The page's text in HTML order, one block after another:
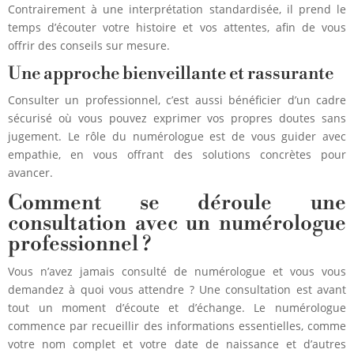
Contrairement à une interprétation standardisée, il prend le
temps d’écouter votre histoire et vos attentes, afin de vous
offrir des conseils sur mesure.
Une approche bienveillante et rassurante
Consulter un professionnel, c’est aussi bénéficier d’un cadre
sécurisé où vous pouvez exprimer vos propres doutes sans
jugement. Le rôle du numérologue est de vous guider avec
empathie, en vous offrant des solutions concrètes pour
avancer.
Comment se déroule une
consultation avec un numérologue
professionnel ?
Vous n’avez jamais consulté de numérologue et vous vous
demandez à quoi vous attendre ? Une consultation est avant
tout un moment d’écoute et d’échange. Le numérologue
commence par recueillir des informations essentielles, comme
votre nom complet et votre date de naissance et d’autres